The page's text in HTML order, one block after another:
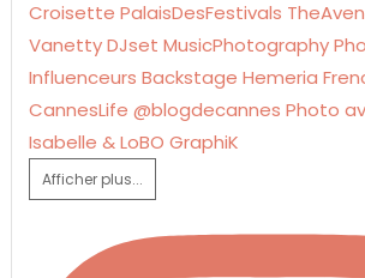
Afficher plus...